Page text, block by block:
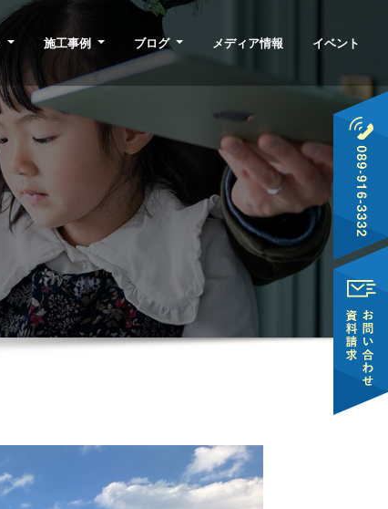
施工事例 ブログ メディア情報 イベント